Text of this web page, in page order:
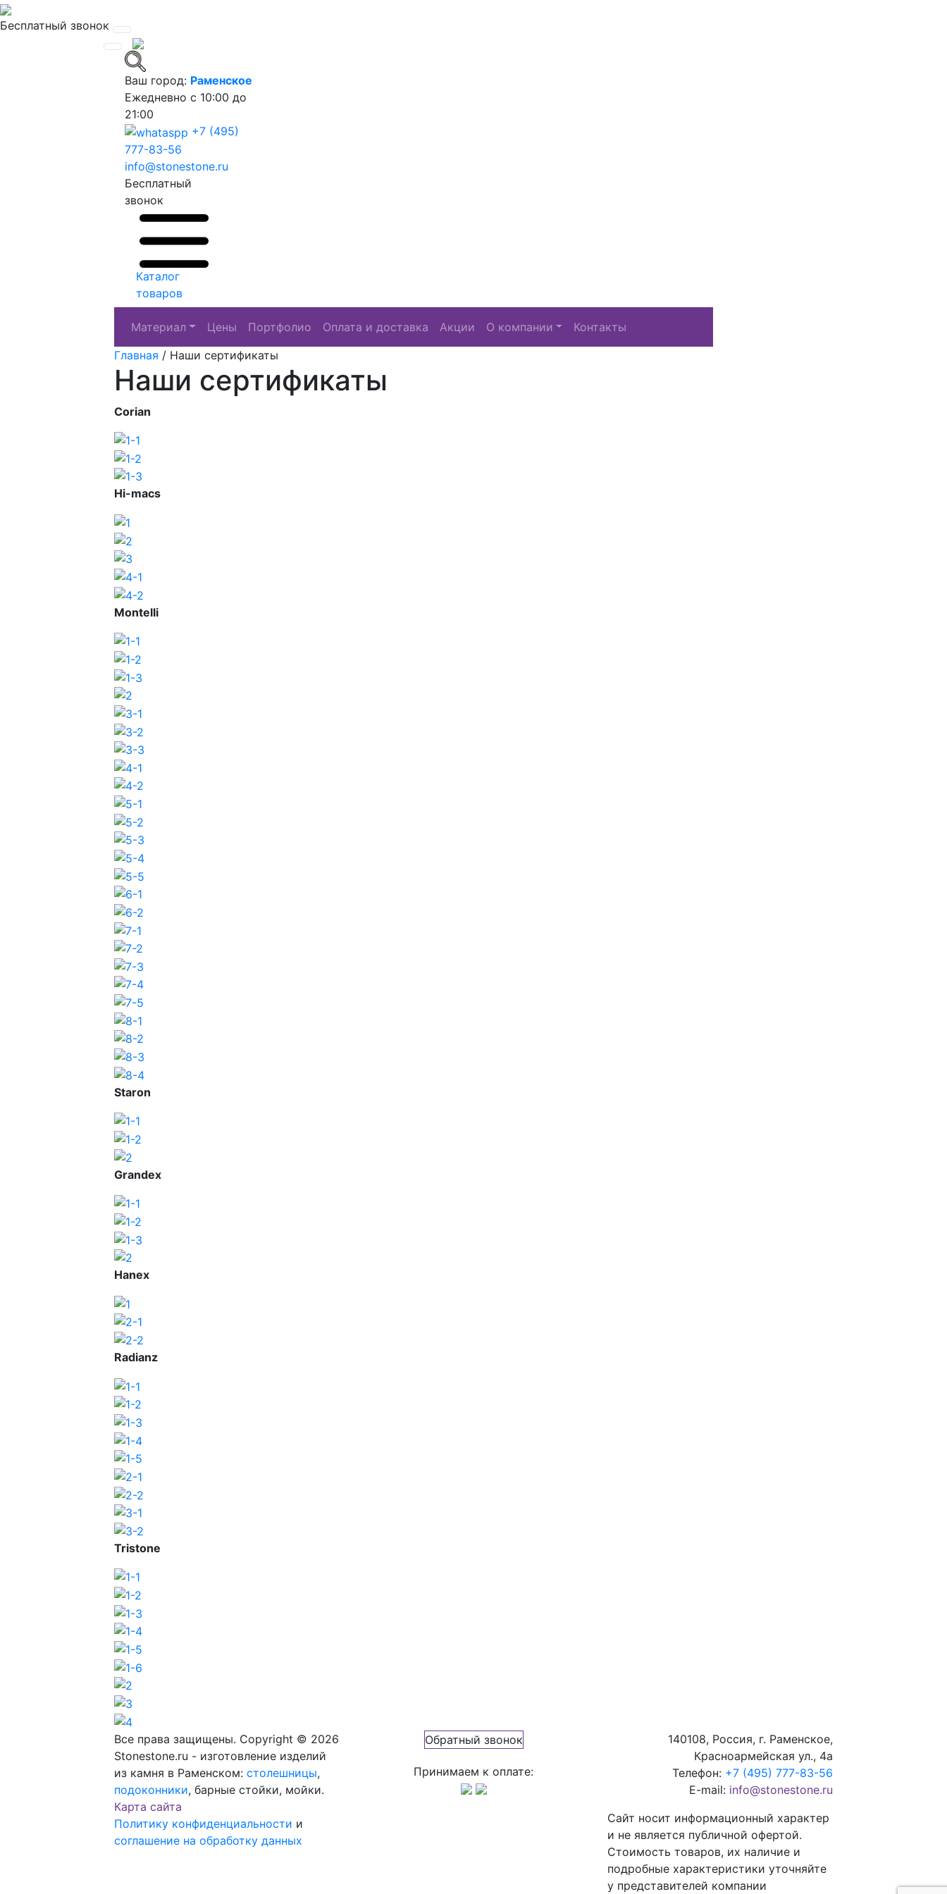
Бесплатный звонок
Ваш город: Раменское
Ежедневно с 10:00 до
21:00
+7 (495)
777-83-56
info@stonestone.ru
Бесплатный
звонок
Каталог
товаров
Материал Цены Портфолио Оплата и доставка Акции О компании
Контакты
Главная / Наши сертификаты
Наши сертификаты
Corian
Hi-macs
Montelli
Staron
Grandex
Hanex
Radianz
Tristone
Все права защищены. Copyright © 2026
Stonestone.ru - изготовление изделий
из камня в Раменском: столешницы,
подоконники, барные стойки, мойки.
Карта сайта
Политику конфиденциальности и
соглашение на обработку данных
Обратный звонок
Принимаем к оплате:
140108, Россия, г. Раменское,
Красноармейская ул., 4а
Телефон: +7 (495) 777-83-56
E-mail: info@stonestone.ru
Сайт носит информационный характер
и не является публичной офертой.
Стоимость товаров, их наличие и
подробные характеристики уточняйте
у представителей компании